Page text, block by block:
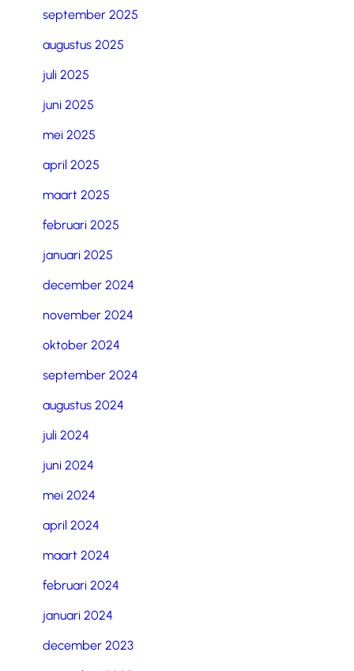
september 2025
augustus 2025
juli 2025
juni 2025
mei 2025
april 2025
maart 2025
februari 2025
januari 2025
december 2024
november 2024
oktober 2024
september 2024
augustus 2024
juli 2024
juni 2024
mei 2024
april 2024
maart 2024
februari 2024
januari 2024
december 2023